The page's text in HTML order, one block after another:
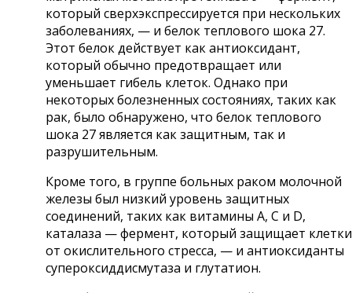
который сверхэкспрессируется при нескольких
заболеваниях, — и белок теплового шока 27.
Этот белок действует как антиоксидант,
который обычно предотвращает или
уменьшает гибель клеток. Однако при
некоторых болезненных состояниях, таких как
рак, было обнаружено, что белок теплового
шока 27 является как защитным, так и
разрушительным.
Кроме того, в группе больных раком молочной
железы был низкий уровень защитных
соединений, таких как витамины А, С и D,
каталаза — фермент, который защищает клетки
от окислительного стресса, — и антиоксиданты
супероксиддисмутаза и глутатион.